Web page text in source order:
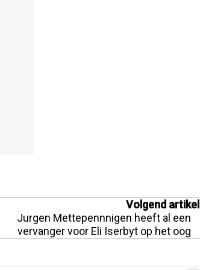
Volgend artikel
Jurgen Mettepennnigen heeft al een
vervanger voor Eli Iserbyt op het oog